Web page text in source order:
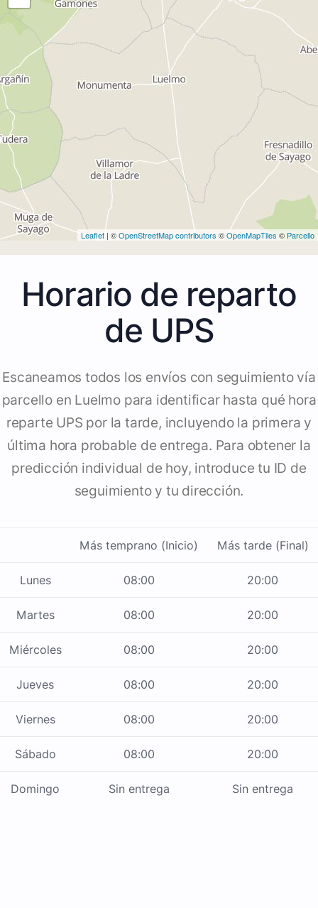
Leaflet | ©OpenStreetMap contributors ©OpenMapTiles © Parcello
Horario de reparto
de UPS
Escaneamos todos los envíos con seguimiento vía
parcello en Luelmo para identificar hasta qué hora
reparte UPS por la tarde, incluyendo la primera y
última hora probable de entrega. Para obtener la
predicción individual de hoy, introduce tu ID de
seguimiento y tu dirección.
Más temprano (Inicio) Más tarde (Final)
Lunes 08:00 20:00
Martes 08:00 20:00
Miércoles 08:00 20:00
Jueves 08:00 20:00
Viernes 08:00 20:00
Sábado 08:00 20:00
Domingo Sin entrega Sin entrega